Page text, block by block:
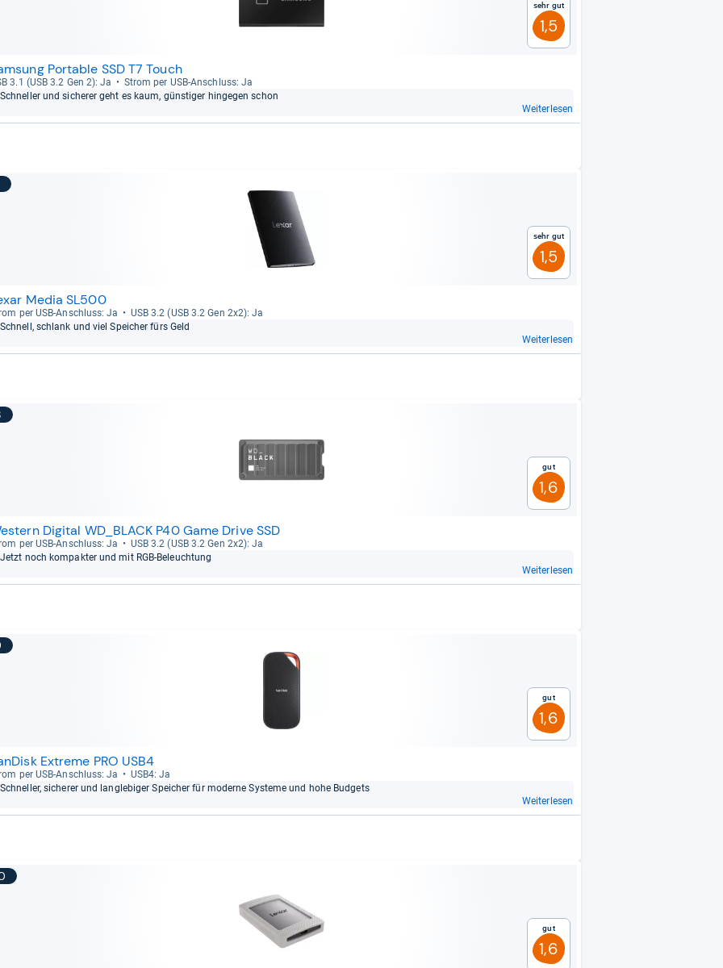
Sehr gut
1,5
Portable SSD T7 Touch
3.1 (USB 3.2 Gen 2): Ja
Strom per USB-​Anschluss: Ja
Schnel­ler und siche­rer geht es kaum, güns­ti­ger hin­ge­gen schon
Weiterlesen
Sehr gut
1,5
Media SL500
per USB-​Anschluss: Ja
USB 3.2 (USB 3.2 Gen 2x2): Ja
Schnell, schlank und viel Spei­cher fürs Geld
Weiterlesen
Gut
1,6
Digital WD_BLACK P40 Game Drive SSD
per USB-​Anschluss: Ja
USB 3.2 (USB 3.2 Gen 2x2): Ja
Jetzt noch kom­pak­ter und mit RGB-​Beleuch­tung
Weiterlesen
Gut
1,6
Extreme PRO USB4
per USB-​Anschluss: Ja
USB4: Ja
Schnel­ler, siche­rer und lang­le­bi­ger Spei­cher für moderne Sys­teme und hohe Bud­gets
Weiterlesen
Gut
1,6